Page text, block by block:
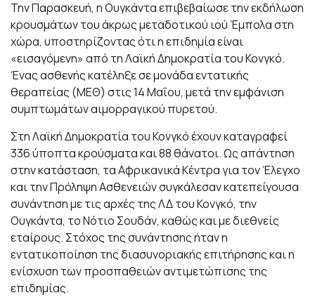
Την Παρασκευή, η Ουγκάντα επιβεβαίωσε την εκδήλωση
κρουσμάτων του άκρως μεταδοτικού ιού Έμπολα στη
χώρα, υποστηρίζοντας ότι η επιδημία είναι
«εισαγόμενη» από τη Λαϊκή Δημοκρατία του Κονγκό.
Ένας ασθενής κατέληξε σε μονάδα εντατικής
θεραπείας (ΜΕΘ) στις 14 Μαΐου, μετά την εμφάνιση
συμπτωμάτων αιμορραγικού πυρετού.
Στη Λαϊκή Δημοκρατία του Κονγκό έχουν καταγραφεί
336 ύποπτα κρούσματα και 88 θάνατοι. Ως απάντηση
στην κατάσταση, τα Αφρικανικά Κέντρα για τον Έλεγχο
και την Πρόληψη Ασθενειών συγκάλεσαν κατεπείγουσα
συνάντηση με τις αρχές της ΛΔ του Κονγκό, την
Ουγκάντα, το Νότιο Σουδάν, καθώς και με διεθνείς
εταίρους. Στόχος της συνάντησης ήταν η
εντατικοποίηση της διασυνοριακής επιτήρησης και η
ενίσχυση των προσπαθειών αντιμετώπισης της
επιδημίας.